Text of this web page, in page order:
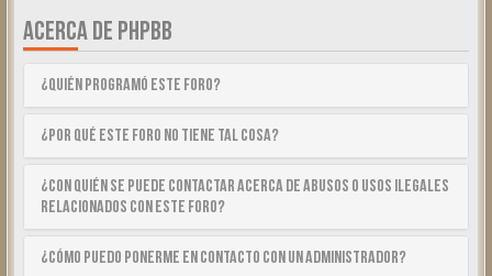
ACERCA DE PHPBB
¿Quién programó este foro?
¿Por qué este foro no tiene tal cosa?
¿Con quién se puede contactar acerca de abusos o usos ilegales
relacionados con este foro?
¿Cómo puedo ponerme en contacto con un Administrador?